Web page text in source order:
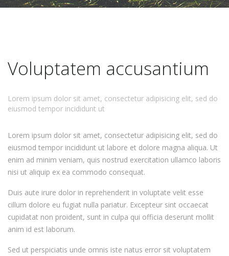
Voluptatem accusantium
Lorem ipsum dolor sit amet, consectetur adipisicing elit, sed do
eiusmod tempor incididunt ut
Lorem ipsum dolor sit amet, consectetur adipisicing elit, sed do
eiusmod tempor incididunt ut labore et dolore magna aliqua. Ut
enim ad minim veniam, quis nostrud exercitation ullamco laboris
nisi ut aliquip ex ea commodo consequat.
Duis aute irure dolor in reprehenderit in voluptate velit esse
cillum dolore eu fugiat nulla pariatur. Excepteur sint occaecat
cupidatat non proident, sunt in culpa qui officia deserunt mollit
anim id est laborum.
Sed ut perspiciatis unde omnis iste natus error sit voluptatem